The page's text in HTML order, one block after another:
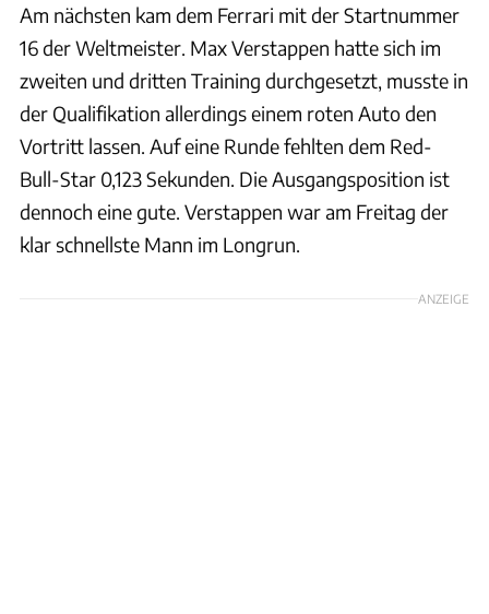
Am nächsten kam dem Ferrari mit der Startnummer
16 der Weltmeister. Max Verstappen hatte sich im
zweiten und dritten Training durchgesetzt, musste in
der Qualifikation allerdings einem roten Auto den
Vortritt lassen. Auf eine Runde fehlten dem Red-
Bull-Star 0,123 Sekunden. Die Ausgangsposition ist
dennoch eine gute. Verstappen war am Freitag der
klar schnellste Mann im Longrun.
ANZEIGE